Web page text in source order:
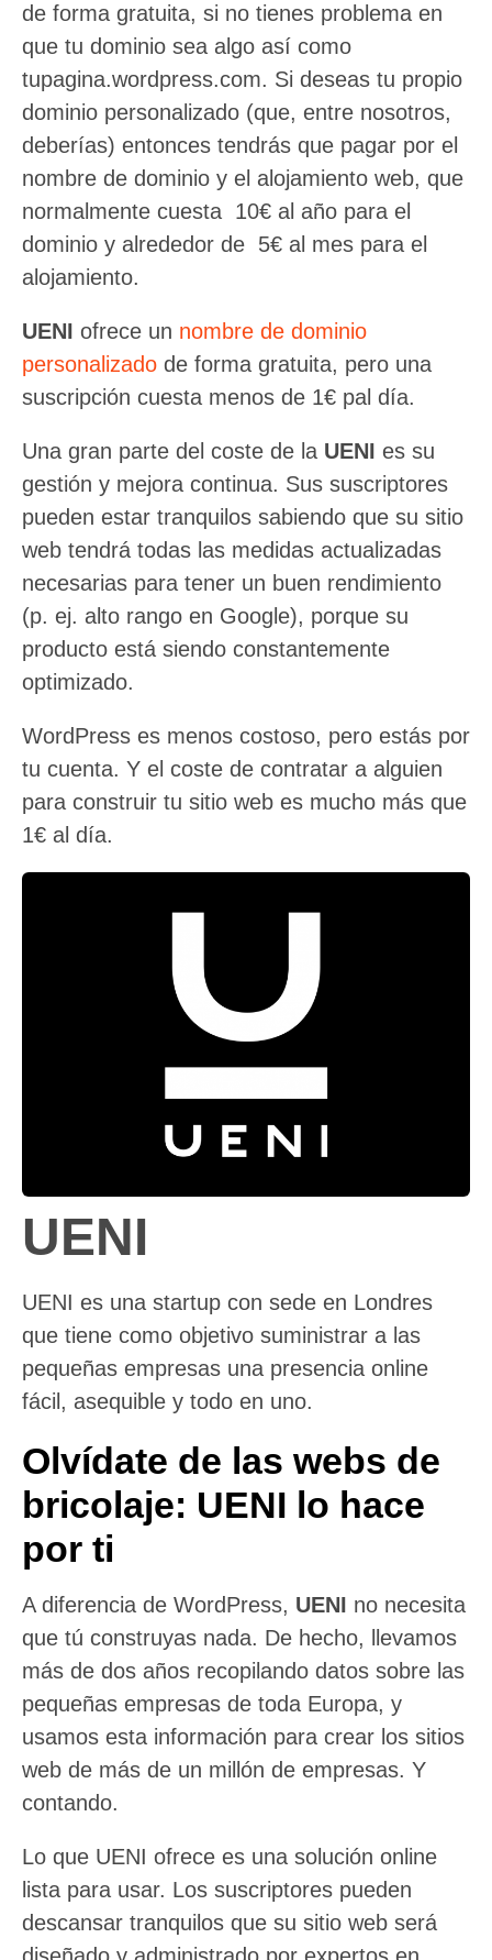
de forma gratuita, si no tienes problema en
que tu dominio sea algo así como
tupagina.wordpress.com. Si deseas tu propio
dominio personalizado (que, entre nosotros,
deberías) entonces tendrás que pagar por el
nombre de dominio y el alojamiento web, que
normalmente cuesta 10€ al año para el
dominio y alrededor de 5€ al mes para el
alojamiento.
UENI ofrece un nombre de dominio
personalizado de forma gratuita, pero una
suscripción cuesta menos de 1€ pal día.
Una gran parte del coste de la UENI es su
gestión y mejora continua. Sus suscriptores
pueden estar tranquilos sabiendo que su sitio
web tendrá todas las medidas actualizadas
necesarias para tener un buen rendimiento
(p. ej. alto rango en Google), porque su
producto está siendo constantemente
optimizado.
WordPress es menos costoso, pero estás por
tu cuenta. Y el coste de contratar a alguien
para construir tu sitio web es mucho más que
1€ al día.
UENI
UENI es una startup con sede en Londres
que tiene como objetivo suministrar a las
pequeñas empresas una presencia online
fácil, asequible y todo en uno.
Olvídate de las webs de
bricolaje: UENI lo hace
por ti
A diferencia de WordPress, UENI no necesita
que tú construyas nada. De hecho, llevamos
más de dos años recopilando datos sobre las
pequeñas empresas de toda Europa, y
usamos esta información para crear los sitios
web de más de un millón de empresas. Y
contando.
Lo que UENI ofrece es una solución online
lista para usar. Los suscriptores pueden
descansar tranquilos que su sitio web será